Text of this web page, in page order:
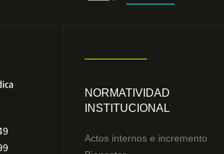
NORMATIVIDAD
INSTITUCIONAL
Actos internos e incremento